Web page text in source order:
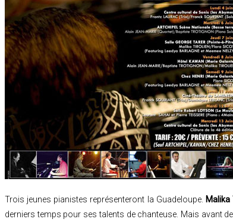
Trois jeunes pianistes représenteront la Guadeloupe. Malika
derniers temps pour ses talents de chanteuse. Mais avant